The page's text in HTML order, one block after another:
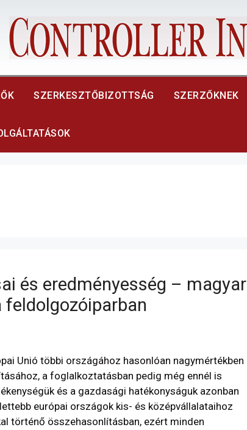
SZERKESZTŐBIZOTTSÁG SZERZŐKNEK
és eredményesség – magyar
feldolgozóiparban
Unió többi országához hasonlóan nagymértékben
a foglalkoztatásban pedig még ennél is
és a gazdasági hatékonyságuk azonban
európai országok kis- és középvállalataihoz
történő összehasonlításban, ezért minden